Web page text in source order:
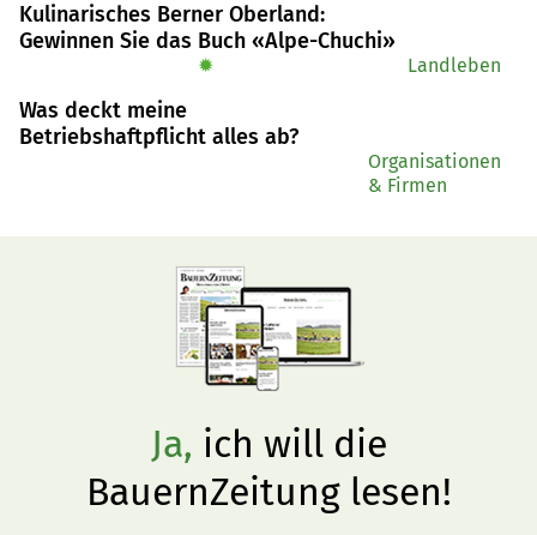
einem klaren Fokus auf den Vertrieb. In der Schweiz war
der Unitrac 2025 der meistverkaufte Transporter.
Kulinarisches Berner Oberland:
Gewinnen Sie das Buch «Alpe-Chuchi»
✹ Landleben
Was deckt meine
Betriebshaftpflicht alles ab?
Organisationen
& Firmen
Ja, ich will die
BauernZeitung lesen!